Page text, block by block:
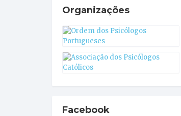
Organizações
Facebook